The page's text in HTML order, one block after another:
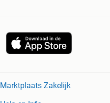
Marktplaats Zakelijk